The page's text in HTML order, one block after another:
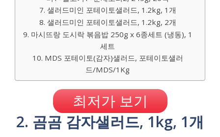
7. 샐러드미인 포테이토샐러드, 1.2kg, 1개
8. 샐러드미인 포테이토샐러드, 1.2kg, 2개
9. 마시뜨랑 도시락 볶음밥 250g x 6종세트 (냉동), 1
세트
10. MDS 포테이토(감자)샐러드, 포테이토샐러
드/MDS/1Kg
최저가 보기
2. 곰곰 감자샐러드, 1kg, 1개